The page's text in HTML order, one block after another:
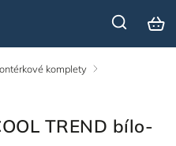
komplety /
TREND bílo-